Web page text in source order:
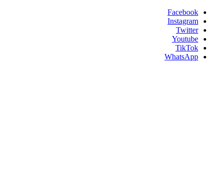
Skip
content
Facebook
Instagram
Twitter
Youtube
TikTok
WhatsApp